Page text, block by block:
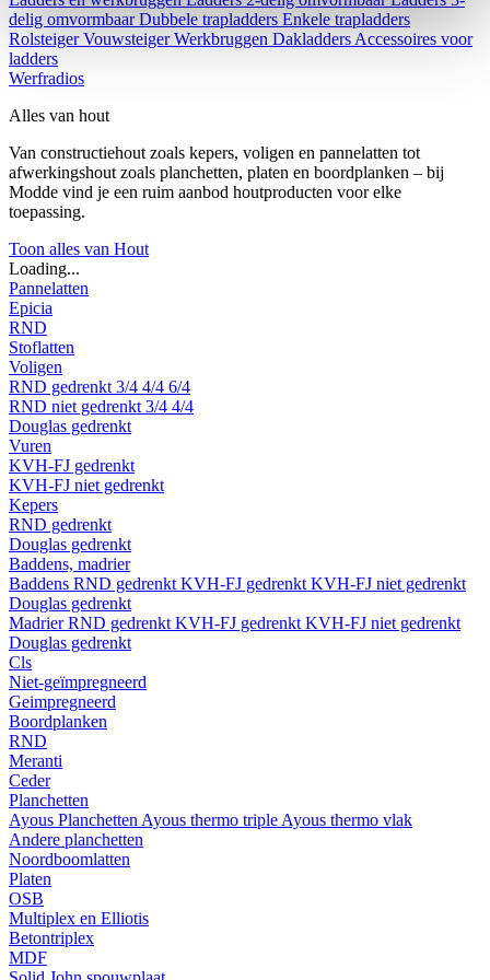
delig omvormbaarDubbele trapladders Enkele trapladders
RolsteigerVouwsteigerWerkbruggen Dakladders Accessoires voor
ladders
Werfradios
Alles van hout
Van constructiehout zoals kepers, voligen en pannelatten tot
afwerkingshout zoals planchetten, platen en boordplanken – bij
Modde vind je een ruim aanbod houtproducten voor elke
toepassing.
Toon alles van Hout
Loading...
Pannelatten
Epicia
RND
Stoflatten
Voligen
RND gedrenkt 3/4 4/4 6/4
RND niet gedrenkt 3/4 4/4
Douglas gedrenkt
Vuren
KVH-FJ gedrenkt
KVH-FJ niet gedrenkt
Kepers
RND gedrenkt
Douglas gedrenkt
Baddens, madrier
Baddens RND gedrenkt KVH-FJ gedrenkt KVH-FJ niet gedrenkt
Douglas gedrenkt
MadrierRND gedrenkt KVH-FJ gedrenkt KVH-FJ niet gedrenkt
Douglas gedrenkt
Cls
Niet-geïmpregneerd
Geimpregneerd
Boordplanken
RND
Meranti
Ceder
Planchetten
Ayous Planchetten Ayous thermo triple Ayous thermo vlak
Andere planchetten
Noordboomlatten
Platen
OSB
Multiplex en Elliotis
Betontriplex
MDF